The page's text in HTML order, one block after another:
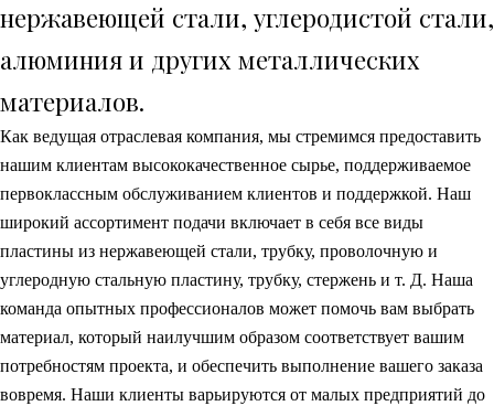
нержавеющей стали, углеродистой стали,
алюминия и других металлических
материалов.
Как ведущая отраслевая компания, мы стремимся предоставить
нашим клиентам высококачественное сырье, поддерживаемое
первоклассным обслуживанием клиентов и поддержкой. Наш
широкий ассортимент подачи включает в себя все виды
пластины из нержавеющей стали, трубку, проволочную и
углеродную стальную пластину, трубку, стержень и т. Д. Наша
команда опытных профессионалов может помочь вам выбрать
материал, который наилучшим образом соответствует вашим
потребностям проекта, и обеспечить выполнение вашего заказа
вовремя. Наши клиенты варьируются от малых предприятий до